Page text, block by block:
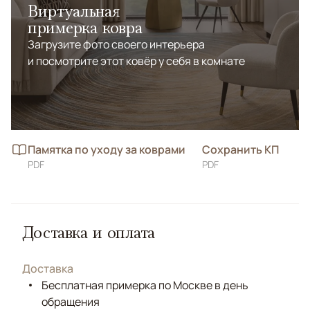
Виртуальная
примерка ковра
Загрузите фото своего интерьера
и посмотрите этот ковёр у себя в комнате
Памятка по уходу за коврами
PDF
Сохранить КП
PDF
Доставка и оплата
Доставка
Бесплатная примерка по Москве в день
обращения